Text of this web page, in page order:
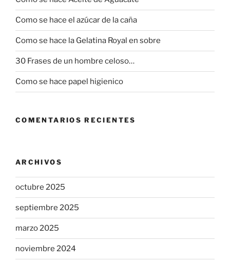
Como se hace el azúcar de la caña
Como se hace la Gelatina Royal en sobre
30 Frases de un hombre celoso…
Como se hace papel higienico
COMENTARIOS RECIENTES
ARCHIVOS
octubre 2025
septiembre 2025
marzo 2025
noviembre 2024